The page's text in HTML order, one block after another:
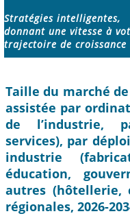
Stratégies intelligentes,
donnant une vitesse à
trajectoire de croissance
Taille du marché
assistée par
de l’industrie,
services), par
industrie
éducation,
autres (hôtellerie,
régionales, 2026-